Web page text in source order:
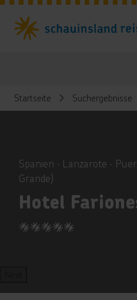
Startseite Suchergebnisse
Spanien ∙ Lanzarote ∙
Grande)
Hotel
5